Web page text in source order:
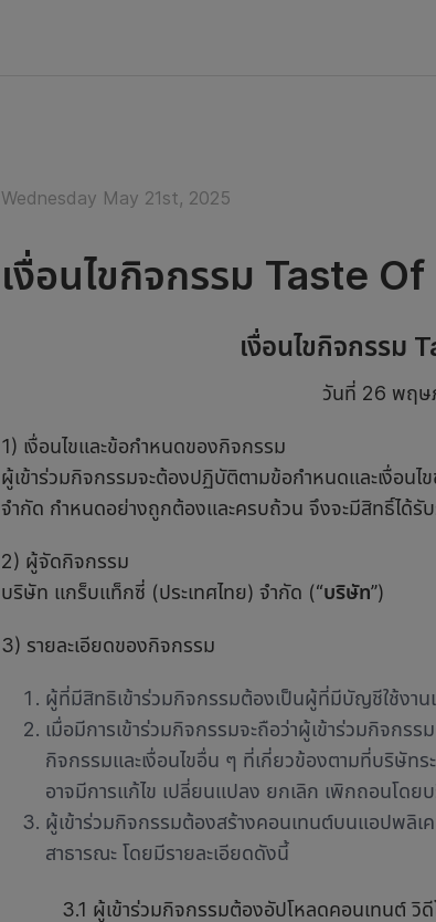
Wednesday May 21st, 2025
เงื่อนไขกิจกรรม Taste
เงื่อนไขกิจกรรม
วันที่ 26 พฤษ
1) เงื่อนไขและข้อกำหนดของกิจกรรม
ผู้เข้าร่วมกิจกรรมจะต้องปฏิบัติตามข้อกำหนดและเงื่อน
จำกัด กำหนดอย่างถูกต้องและครบถ้วน จึงจะมีสิทธิ์ได้รับ
2) ผู้จัดกิจกรรม
บริษัท แกร็บแท็กซี่ (ประเทศไทย) จำกัด (“บริษัท”)
3) รายละเอียดของกิจกรรม
ผู้ที่มีสิทธิเข้าร่วมกิจกรรมต้องเป็นผู้ที่มีบัญชีใช้งา
เมื่อมีการเข้าร่วมกิจกรรมจะถือว่าผู้เข้าร่วมกิจก
กิจกรรมและเงื่อนไขอื่น ๆ ที่เกี่ยวข้องตามที่บริษัทร
อาจมีการแก้ไข เปลี่ยนแปลง ยกเลิก เพิกถอนโดย
ผู้เข้าร่วมกิจกรรมต้องสร้างคอนเทนต์บนแอปพลิ
สาธารณะ โดยมีรายละเอียดดังนี้
3.1 ผู้เข้าร่วมกิจกรรมต้องอัปโหลดคอนเทนต์ วิดี